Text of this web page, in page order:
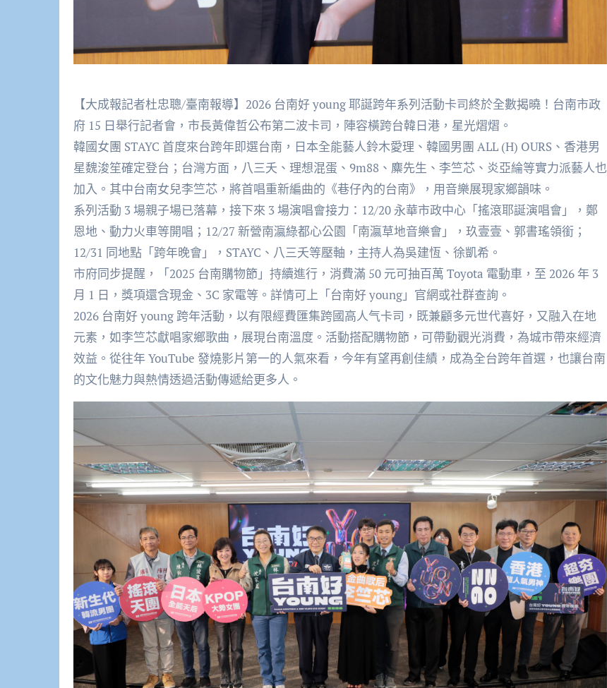
【大成報記者杜忠聰/臺南報導】2026 台南好 young 耶誕跨年系列活動卡司終於全數揭曉！台南市政
府 15 日舉行記者會，市長黃偉哲公布第二波卡司，陣容橫跨台韓日港，星光熠熠。
韓國女團 STAYC 首度來台跨年即選台南，日本全能藝人鈴木愛理、韓國男團 ALL (H) OURS、香港男
星魏浚笙確定登台；台灣方面，八三夭、理想混蛋、9m88、麋先生、李竺芯、炎亞綸等實力派藝人也
加入。其中台南女兒李竺芯，將首唱重新編曲的《巷仔內的台南》，用音樂展現家鄉韻味。
系列活動 3 場親子場已落幕，接下來 3 場演唱會接力：12/20 永華市政中心「搖滾耶誕演唱會」，鄭
恩地、動力火車等開唱；12/27 新營南瀛綠都心公園「南瀛草地音樂會」，玖壹壹、郭書瑤領銜；
12/31 同地點「跨年晚會」，STAYC、八三夭等壓軸，主持人為吳建恆、徐凱希。
市府同步提醒，「2025 台南購物節」持續進行，消費滿 50 元可抽百萬 Toyota 電動車，至 2026 年 3
月 1 日，獎項還含現金、3C 家電等。詳情可上「台南好 young」官網或社群查詢。
2026 台南好 young 跨年活動，以有限經費匯集跨國高人气卡司，既兼顧多元世代喜好，又融入在地
元素，如李竺芯獻唱家鄉歌曲，展現台南溫度。活動搭配購物節，可帶動觀光消費，為城市帶來經濟
效益。從往年 YouTube 發燒影片第一的人氣來看，今年有望再創佳績，成為全台跨年首選，也讓台南
的文化魅力與熱情透過活動傳遞給更多人。